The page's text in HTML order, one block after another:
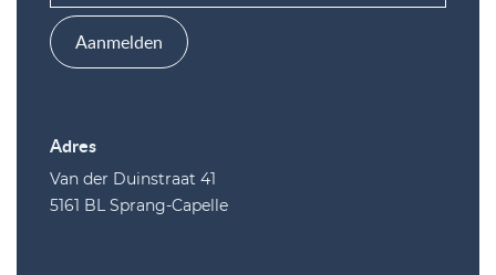
Aanmelden
Adres
Van der Duinstraat 41
5161 BL Sprang-Capelle